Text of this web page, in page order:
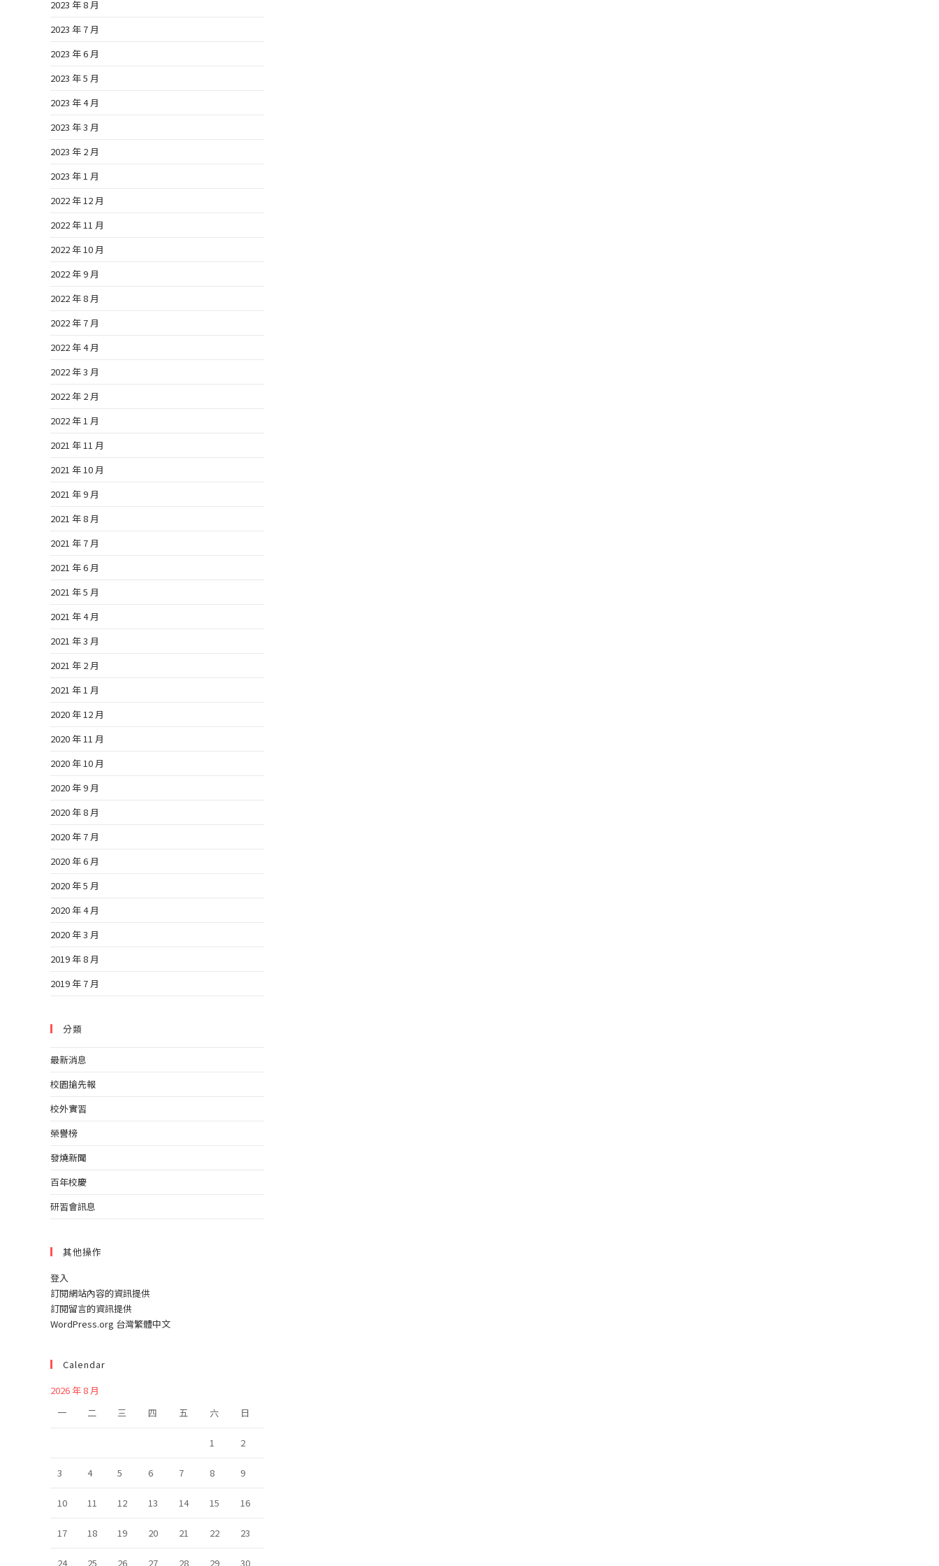
2023 年 8 月
2023 年 7 月
2023 年 6 月
2023 年 5 月
2023 年 4 月
2023 年 3 月
2023 年 2 月
2023 年 1 月
2022 年 12 月
2022 年 11 月
2022 年 10 月
2022 年 9 月
2022 年 8 月
2022 年 7 月
2022 年 4 月
2022 年 3 月
2022 年 2 月
2022 年 1 月
2021 年 11 月
2021 年 10 月
2021 年 9 月
2021 年 8 月
2021 年 7 月
2021 年 6 月
2021 年 5 月
2021 年 4 月
2021 年 3 月
2021 年 2 月
2021 年 1 月
2020 年 12 月
2020 年 11 月
2020 年 10 月
2020 年 9 月
2020 年 8 月
2020 年 7 月
2020 年 6 月
2020 年 5 月
2020 年 4 月
2020 年 3 月
2019 年 8 月
2019 年 7 月
分類
最新消息
校園搶先報
校外實習
榮譽榜
發燒新聞
百年校慶
研習會訊息
其他操作
登入
訂閱網站內容的資訊提供
訂閱留言的資訊提供
WordPress.org 台灣繁體中文
Calendar
2026 年 8 月
一
二 三 四 五 六 日
1 2
3 4 5 6 7 8 9
10 11 12 13 14 15 16
17 18 19 20 21 22 23
24 25 26 27 28 29 30